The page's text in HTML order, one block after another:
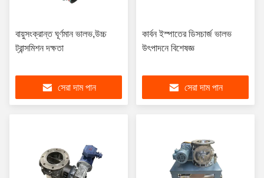
বায়ুসংক্রান্ত ঘূর্ণমান ভালভ,উচ্চ
ট্রান্সমিশন দক্ষতা
সেরা দাম পান
কার্বন ইস্পাতের ডিসচার্জ ভালভ
উৎপাদনে বিশেষজ্ঞ
সেরা দাম পান